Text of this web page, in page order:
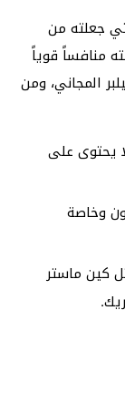
جعلته من
منافساً قوياً
المجاني، ومن
يحتوى على
وخاصة
كين ماستر